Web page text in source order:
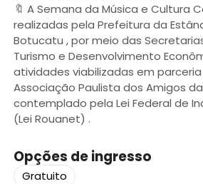
🔖 A Semana da Música e Cultura
realizadas pela Prefeitura da
Botucatu , por meio das
Turismo e Desenvolvimento
atividades viabilizadas em parceria
Associação Paulista dos Amigos
contemplado pela Lei Federal de
(Lei Rouanet) .
Opções de ingresso
Gratuito
+